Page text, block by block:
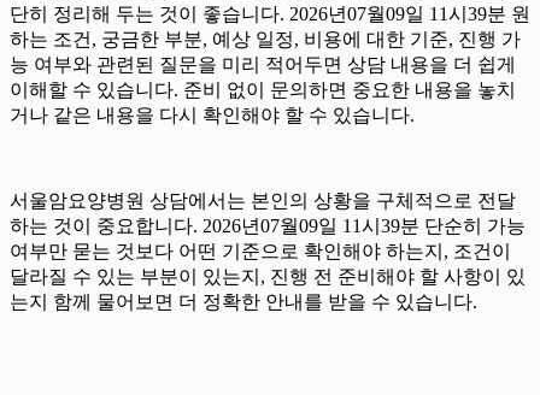
단히 정리해 두는 것이 좋습니다. 2026년07월09일 11시39분 원
하는 조건, 궁금한 부분, 예상 일정, 비용에 대한 기준, 진행 가
능 여부와 관련된 질문을 미리 적어두면 상담 내용을 더 쉽게
이해할 수 있습니다. 준비 없이 문의하면 중요한 내용을 놓치
거나 같은 내용을 다시 확인해야 할 수 있습니다.
서울암요양병원 상담에서는 본인의 상황을 구체적으로 전달
하는 것이 중요합니다. 2026년07월09일 11시39분 단순히 가능
여부만 묻는 것보다 어떤 기준으로 확인해야 하는지, 조건이
달라질 수 있는 부분이 있는지, 진행 전 준비해야 할 사항이 있
는지 함께 물어보면 더 정확한 안내를 받을 수 있습니다.